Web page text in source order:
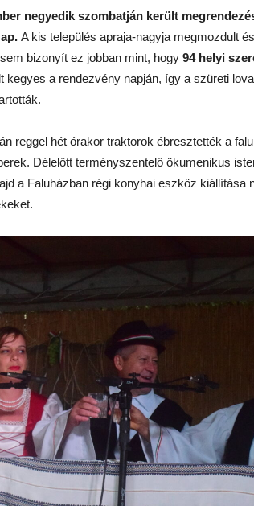
negyedik szombatján került
A kis település apraja-nagyja megmozdult
bizonyít ez jobban mint, hogy 94 helyi
kegyes a rendezvény napján, így a szüreti
reggel hét órakor traktorok ébresztették a
Délelőtt terményszentelő ökumenikus
a Faluházban régi konyhai eszköz